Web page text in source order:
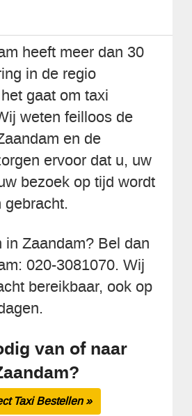
heeft meer dan 30
in de regio
gaat om taxi
weten feilloos de
en de
ervoor dat u, uw
bezoek op tijd wordt
gebracht.
in Zaandam? Bel dan
020-3081070. Wij
bereikbaar, ook op
van of naar
Taxi Bestellen »